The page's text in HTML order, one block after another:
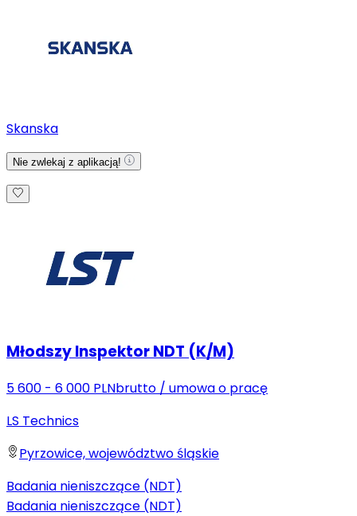
Skanska
Nie zwlekaj z aplikacją!
Młodszy Inspektor NDT (K/M)
5 600 - 6 000 PLNbrutto / umowa o pracę
LS Technics
Pyrzowice, województwo śląskie
Badania nieniszczące (NDT)
Badania nieniszczące (NDT)